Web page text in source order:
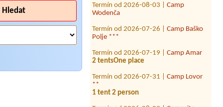
Wodenča
Polje ***
2 tentsOne place
**
1 tent 2 person
Hledat